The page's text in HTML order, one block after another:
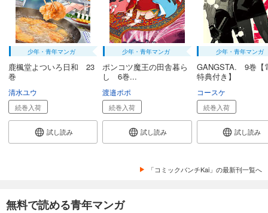
試し読み
あらすじを表示する
僕の妻は発達障害 分冊版第42巻
132円 (税込)
完結
カート
あらすじを表示する
僕の妻は発達障害 分冊版第43巻
132円 (税込)
少年・青年マンガ
鹿楓堂よついろ日和 23
巻
清水ユウ
続巻入荷
試し読み
少年・青年マンガ
ポンコツ魔王の田舎暮ら
し 6巻...
渡邉ポポ
続巻入荷
試し読み
少年・青年マンガ
GANGSTA. 9巻【
特典付き】
コースケ
続巻入荷
試し読み
「コミックバンチKai」の最新刊一覧へ
無料で読める青年マンガ